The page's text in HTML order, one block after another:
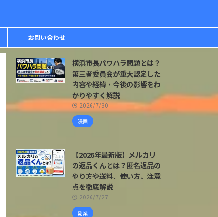
お問い合わせ
横浜市長パワハラ問題とは？
第三者委員会が重大認定した
内容や経緯・今後の影響をわ
かりやすく解説
2026/7/30
漫画
【2026年最新版】メルカリ
の返品くんとは？匿名返品の
やり方や送料、使い方、注意
点を徹底解説
2026/7/27
副業